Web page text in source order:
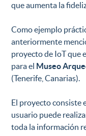
que aumenta la
Como ejemplo
anteriormente
proyecto de IoT que
para el Museo
(Tenerife, Canarias).
El proyecto consiste
usuario puede
toda la información